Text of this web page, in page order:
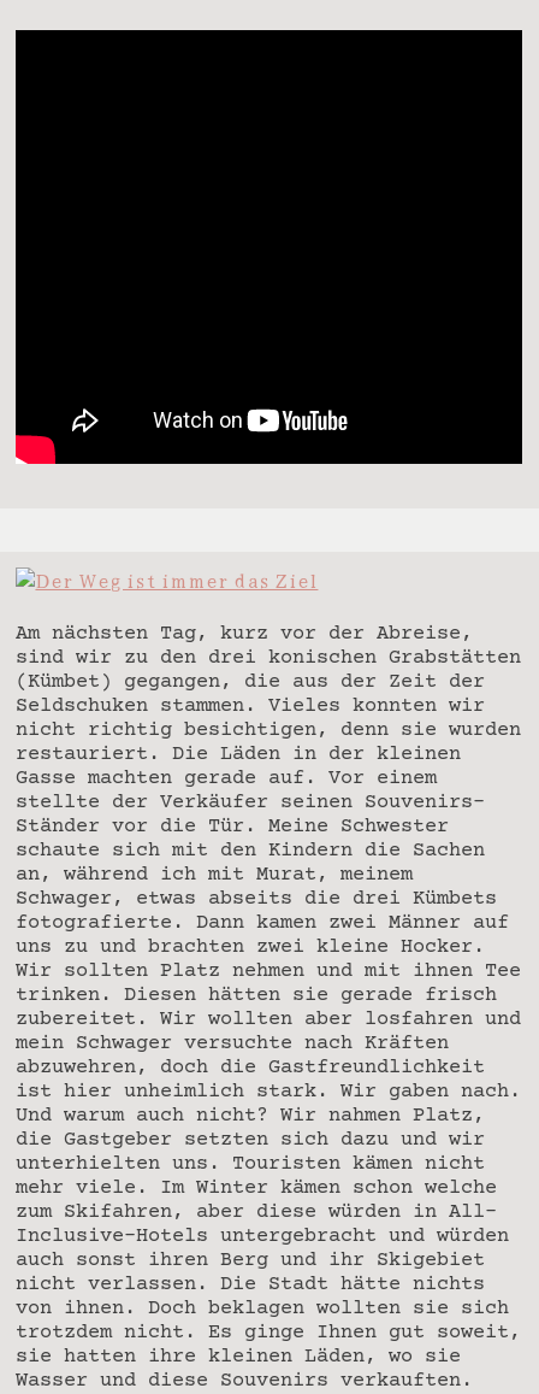
Am nächsten Tag, kurz vor der Abreise,
sind wir zu den drei konischen Grabstätten
(Kümbet) gegangen, die aus der Zeit der
Seldschuken stammen. Vieles konnten wir
nicht richtig besichtigen, denn sie wurden
restauriert. Die Läden in der kleinen
Gasse machten gerade auf. Vor einem
stellte der Verkäufer seinen Souvenirs-
Ständer vor die Tür. Meine Schwester
schaute sich mit den Kindern die Sachen
an, während ich mit Murat, meinem
Schwager, etwas abseits die drei Kümbets
fotografierte. Dann kamen zwei Männer auf
uns zu und brachten zwei kleine Hocker.
Wir sollten Platz nehmen und mit ihnen Tee
trinken. Diesen hätten sie gerade frisch
zubereitet. Wir wollten aber losfahren und
mein Schwager versuchte nach Kräften
abzuwehren, doch die Gastfreundlichkeit
ist hier unheimlich stark. Wir gaben nach.
Und warum auch nicht? Wir nahmen Platz,
die Gastgeber setzten sich dazu und wir
unterhielten uns. Touristen kämen nicht
mehr viele. Im Winter kämen schon welche
zum Skifahren, aber diese würden in All-
Inclusive-Hotels untergebracht und würden
auch sonst ihren Berg und ihr Skigebiet
nicht verlassen. Die Stadt hätte nichts
von ihnen. Doch beklagen wollten sie sich
trotzdem nicht. Es ginge Ihnen gut soweit,
sie hatten ihre kleinen Läden, wo sie
Wasser und diese Souvenirs verkauften.